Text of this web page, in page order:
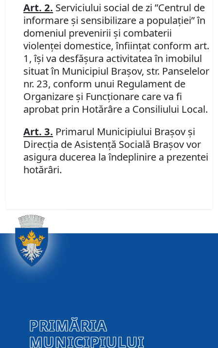
Art. 2. Serviciului social de zi ”Centrul de
informare şi sensibilizare a populaţiei” în
domeniul prevenirii şi combaterii
violenţei domestice,înfiinţat conform art.
1, îşi va desfăşura activitatea în imobilul
situat în Municipiul Braşov, str. Panselelor
nr. 23, conform unui Regulament de
Organizare şi Funcţionare care va fi
aprobat prin Hotărâre a Consiliului Local.
Art. 3. Primarul Municipiului Braşov şi
Direcţia de Asistenţă Socială Braşov vor
asigura ducerea la îndeplinire a prezentei
hotărâri.
PRIMĂRIA
MUNICIPIULUI